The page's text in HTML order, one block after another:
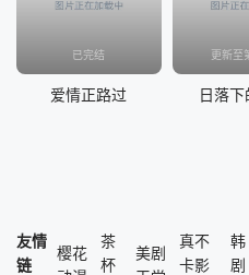
已完结
爱情正路过
更新至
日落
友情
链
樱花
茶
杯
美剧
真不
卡影
韩
剧